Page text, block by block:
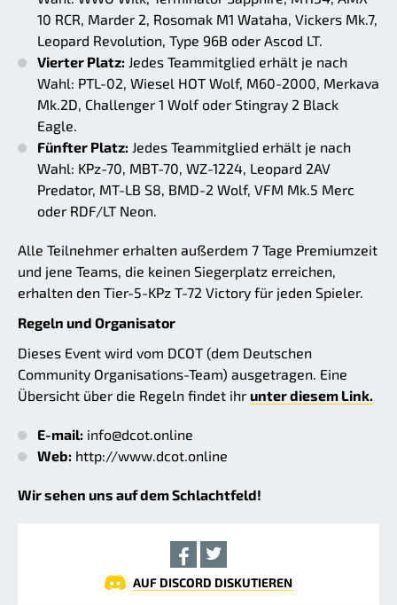
10 RCR, Marder 2, Rosomak M1 Wataha, Vickers Mk.7,
Leopard Revolution, Type 96B oder Ascod LT.
Vierter Platz: Jedes Teammitglied erhält je nach
Wahl: PTL-02, Wiesel HOT Wolf, M60-2000, Merkava
Mk.2D, Challenger 1 Wolf oder Stingray 2 Black
Eagle.
Fünfter Platz: Jedes Teammitglied erhält je nach
Wahl: KPz-70, MBT-70, WZ-1224, Leopard 2AV
Predator, MT-LB S8, BMD-2 Wolf, VFM Mk.5 Merc
oder RDF/LT Neon.
Alle Teilnehmer erhalten außerdem 7 Tage Premiumzeit
und jene Teams, die keinen Siegerplatz erreichen,
erhalten den Tier-5-KPz T-72 Victory für jeden Spieler.
Regeln und Organisator
Dieses Event wird vom DCOT (dem Deutschen
Community Organisations-Team) ausgetragen. Eine
Übersicht über die Regeln findet ihr unter diesem Link.
E-mail: info@dcot.online
Web: http://www.dcot.online
Wir sehen uns auf dem Schlachtfeld!
AUF DISCORD DISKUTIEREN